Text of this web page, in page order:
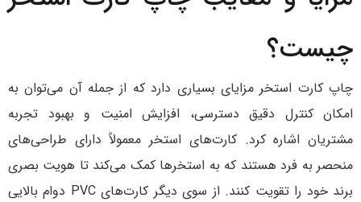
چیست؟
چاپ کارت استخر مزایای بسیاری دارد که از جمله آن می‌توان به
امکان کنترل دقیق دسترسی، افزایش امنیت و بهبود تجربه
مشتریان اشاره کرد. کارت‌های استخر معمولاً دارای طراحی‌های
منحصر به فرد هستند که به استخرها کمک می‌کند تا هویت بصری
برند خود را تقویت کنند. از سوی دیگر کارت‌های PVC دوام بالایی